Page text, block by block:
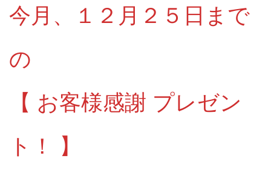
今月、１２月２５日まで
の
【 お客様感謝 プレゼン
ト！ 】